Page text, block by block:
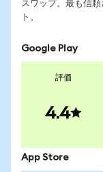
スワップ。最も信
ト。
Google Play
評価
4.4
App Store